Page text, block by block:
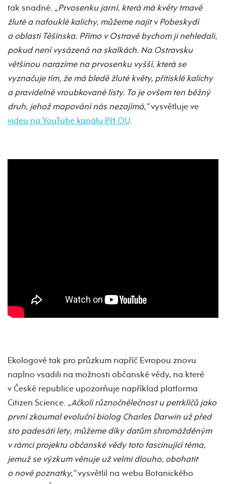
tak snadné. „Prvosenku jarní, která má květy tmavě
žluté a nafouklé kalichy, můžeme najít v Pobeskydí
a oblasti Těšínska. Přímo v Ostravě bychom ji nehledali,
pokud není vysázená na skalkách. Na Ostravsku
většinou narazíme na prvosenku vyšší, která se
vyznačuje tím, že má bledě žluté květy, přitisklé kalichy
a pravidelně vroubkované listy. To je ovšem ten běžný
druh, jehož mapování nás nezajímá,“vysvětluje ve
videu na YouTube kanálu Přf OU.
Ekologové tak pro průzkum napříč Evropou znovu
naplno vsadili na možnosti občanské vědy, na které
v České republice upozorňuje například platforma
Citizen Science. „Ačkoli různočnělečnost u petrklíčů jako
první zkoumal evoluční biolog Charles Darwin už před
sto padesáti lety, můžeme díky datům shromážděným
v rámci projektu občanské vědy toto fascinující téma,
jemuž se výzkum věnuje už velmi dlouho, obohatit
o nové poznatky,“vysvětlil na webu Botanického